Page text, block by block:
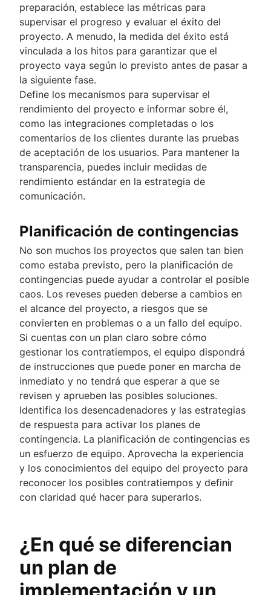
preparación, establece las métricas para
supervisar el progreso y evaluar el éxito del
proyecto. A menudo, la medida del éxito está
vinculada a los hitos para garantizar que el
proyecto vaya según lo previsto antes de pasar a
la siguiente fase.
Define los mecanismos para supervisar el
rendimiento del proyecto e informar sobre él,
como las integraciones completadas o los
comentarios de los clientes durante las pruebas
de aceptación de los usuarios. Para mantener la
transparencia, puedes incluir medidas de
rendimiento estándar en la estrategia de
comunicación.
Planificación de contingencias
No son muchos los proyectos que salen tan bien
como estaba previsto, pero la planificación de
contingencias puede ayudar a controlar el posible
caos. Los reveses pueden deberse a cambios en
el alcance del proyecto, a riesgos que se
convierten en problemas o a un fallo del equipo.
Si cuentas con un plan claro sobre cómo
gestionar los contratiempos, el equipo dispondrá
de instrucciones que puede poner en marcha de
inmediato y no tendrá que esperar a que se
revisen y aprueben las posibles soluciones.
Identifica los desencadenadores y las estrategias
de respuesta para activar los planes de
contingencia. La planificación de contingencias es
un esfuerzo de equipo. Aprovecha la experiencia
y los conocimientos del equipo del proyecto para
reconocer los posibles contratiempos y definir
con claridad qué hacer para superarlos.
¿En qué se diferencian
un plan de
implementación y un